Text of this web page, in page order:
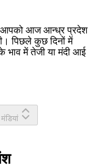
आपको आज आन्ध्र प्रदेश
पिछले कुछ दिनों में
भाव में तेजी या मंदी आई